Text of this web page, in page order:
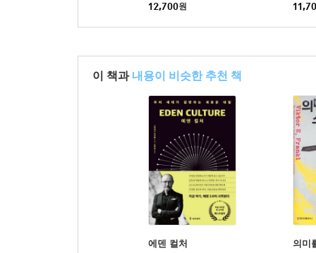
12,700원
이 책과 내용이 비슷한 추천 책
에덴 컬처 의미